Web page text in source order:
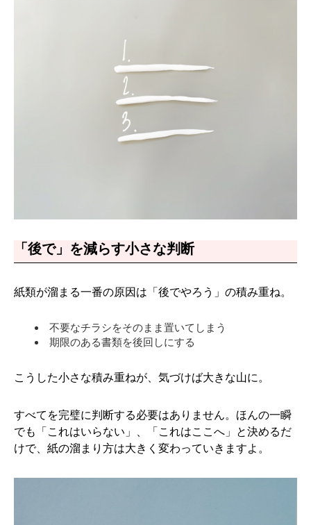
「後で」を減らす小さな判断
紙類が溜まる一番の原因は「後でやろう」の積み重ね。
不要なチラシをそのまま置いてしまう
期限のある書類を後回しにする
こうした小さな積み重ねが、気づけば大きな山に。
すべてを完璧に判断する必要はありません。ほんの一瞬
でも「これはいらない」、「これはここへ」と決めるだ
けで、紙の溜まり方は大きく変わっていきますよ。